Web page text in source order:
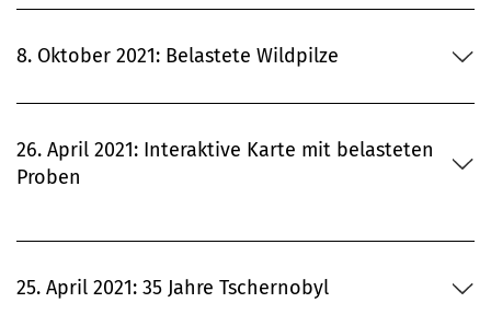
8. Oktober 2021: Belastete Wildpilze
26. April 2021: Interaktive Karte mit belasteten
Proben
25. April 2021: 35 Jahre Tschernobyl